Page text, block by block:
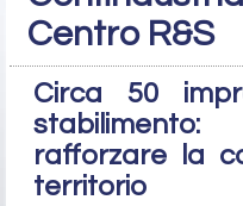
Centro R&S
Circa 50
rafforzare la
territorio